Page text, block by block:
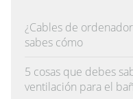
¿Cables de
sabes cómo
5 cosas que debes
ventilación para el